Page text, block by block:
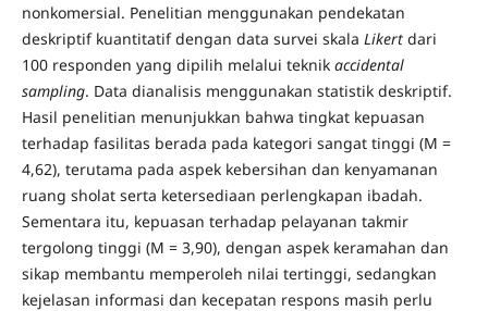
nonkomersial. Penelitian menggunakan pendekatan
deskriptif kuantitatif dengan data survei skala Likertdari
100 responden yang dipilih melalui teknik accidental
sampling. Data dianalisis menggunakan statistik deskriptif.
Hasil penelitian menunjukkan bahwa tingkat kepuasan
terhadap fasilitas berada pada kategori sangat tinggi (M =
4,62), terutama pada aspek kebersihan dan kenyamanan
ruang sholat serta ketersediaan perlengkapan ibadah.
Sementara itu, kepuasan terhadap pelayanan takmir
tergolong tinggi (M = 3,90), dengan aspek keramahan dan
sikap membantu memperoleh nilai tertinggi, sedangkan
kejelasan informasi dan kecepatan respons masih perlu